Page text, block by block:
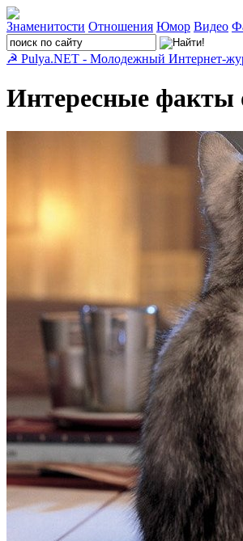
Знаменитости Отношения Юмор Видео
☭ Pulya.NET - Молодежный Интернет-
Интересные факты